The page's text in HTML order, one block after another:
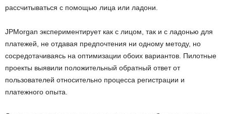
рассчитываться с помощью лица или ладони.
JPMorgan экспериментирует как с лицом, так и с ладонью для
платежей, не отдавая предпочтения ни одному методу, но
сосредотачиваясь на оптимизации обоих вариантов. Пилотные
проекты выявили положительный обратный ответ от
пользователей относительно процесса регистрации и
платежного опыта.